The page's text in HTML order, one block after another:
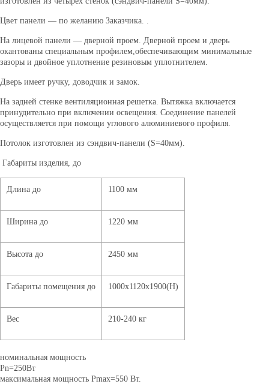
Цвет панели — по желанию Заказчика. .
На лицевой панели — дверной проем. Дверной проем и дверь
окантованы специальным профилем,обеспечивающим минимальные
зазоры и двойное уплотнение резиновым уплотнителем.
Дверь имеет ручку, доводчик и замок.
На задней стенке вентиляционная решетка. Вытяжка включается
принудительно при включении освещения. Соединение панелей
осуществляется при помощи углового алюминиевого профиля.
Потолок изготовлен из сэндвич-панели (S=40мм).
Габариты изделия, до
Длина до 1100 мм
Ширина до 1220 мм
Высота до 2450 мм
Габариты помещения до 1000х1120х1900(Н)
Вес 210-240 кг
номинальная мощность
максимальная мощность Pmax=550 Вт.